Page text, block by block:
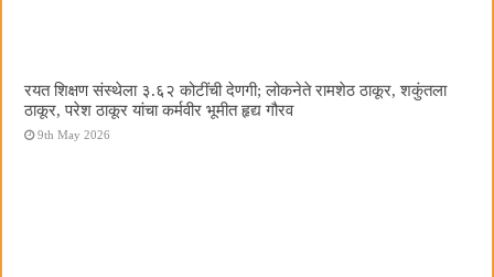
रयत शिक्षण संस्थेला ३.६२ कोटींची देणगी; लोकनेते रामशेठ ठाकूर, शकुंतला
ठाकूर, परेश ठाकूर यांचा कर्मवीर भूमीत हृद्य गौरव
9th May 2026